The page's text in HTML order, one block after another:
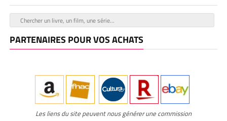
PARTENAIRES POUR VOS ACHATS
Les liens du site peuvent nous générer une commission